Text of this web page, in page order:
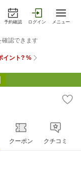
予約確認 ログイン メニュー
クーポン クチコミ